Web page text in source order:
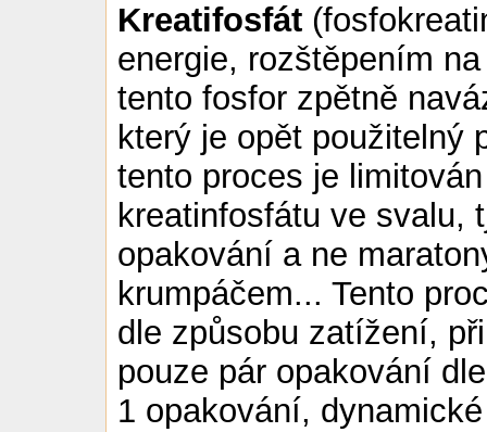
Kreatifosfát
energie, rozštěpením
tento fosfor zpětně
který je opět použitelný
tento proces je
kreatinfosfátu ve svalu,
opakování a ne
krumpáčem... Tento
dle způsobu zatížení,
pouze pár opakování
1 opakování,